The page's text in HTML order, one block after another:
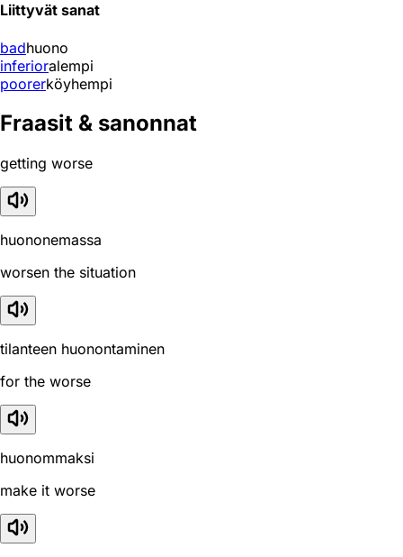
Liittyvät sanat
badhuono
inferioralempi
poorerköyhempi
Fraasit & sanonnat
getting worse
huononemassa
worsen the situation
tilanteen huonontaminen
for the worse
huonommaksi
make it worse